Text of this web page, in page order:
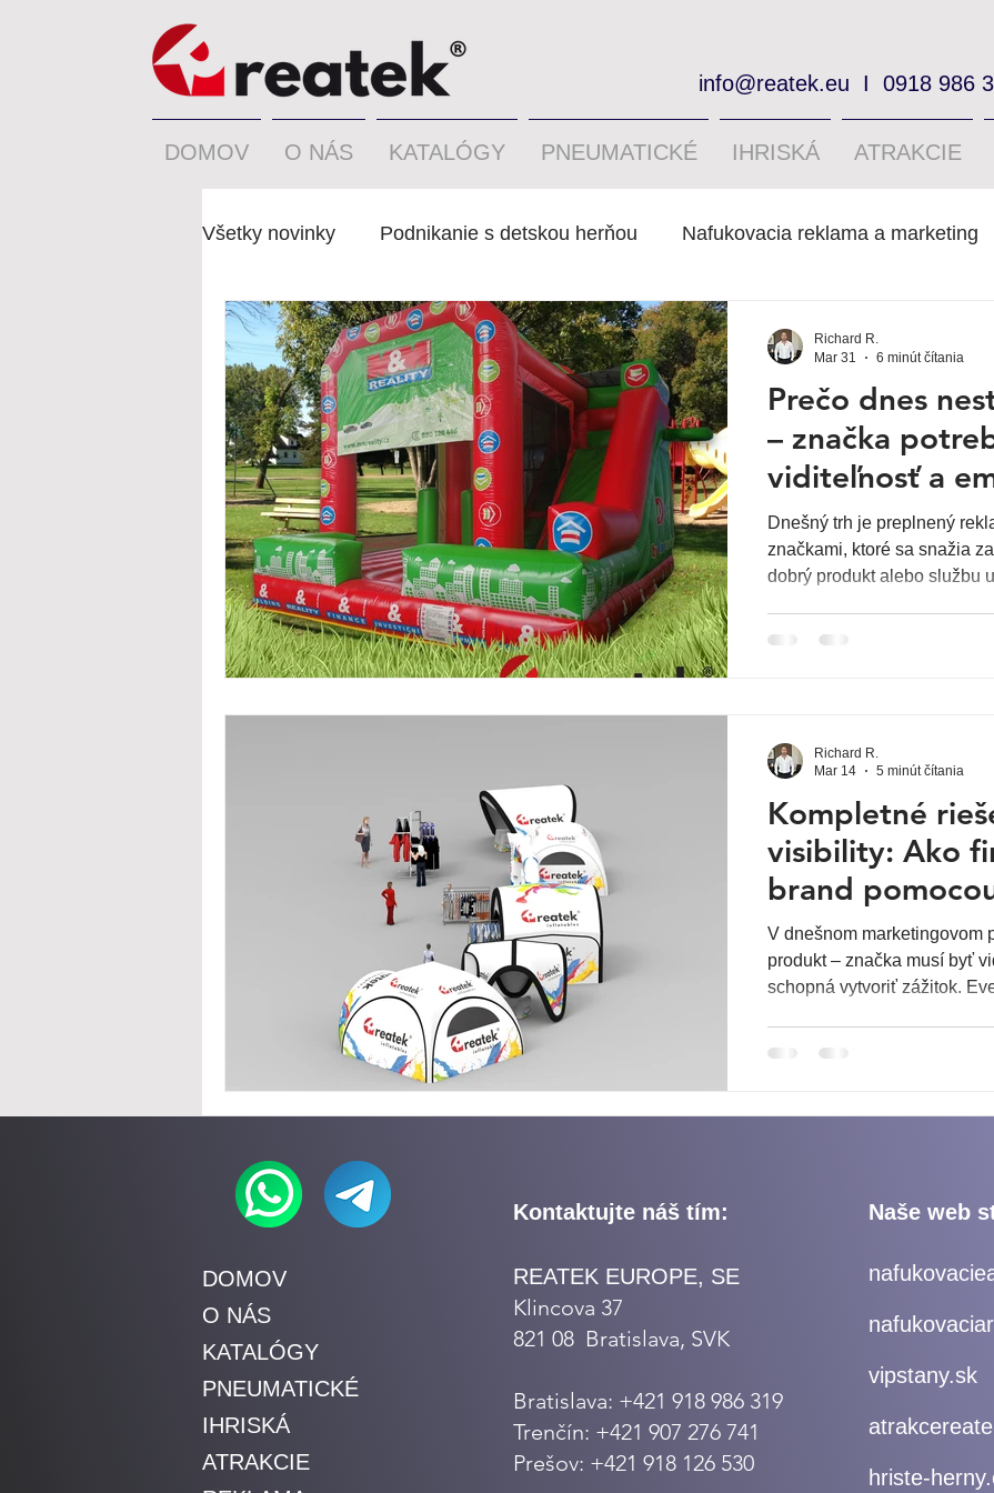
info@reatek.eu I 0918 986
DOMOV O NÁS KATALÓGY PNEUMATICKÉ IHRISKÁ ATRAKCIE
Všetky novinky Podnikanie s detskou herňou Nafukovacia reklama a marketing
Nafukovacie Atrakcie
Prečo dnes
– značka
viditeľnosť a
Dnešný trh je preplnený
značkami, ktoré sa snažia
dobrý produkt alebo službu
Richard R.
Mar 31
6 minút čítania
Kompletné
visibility: Ako
brand
marketingu,
nafukovacej
V dnešnom marketingovom
produkt – značka musí byť
schopná vytvoriť zážitok.
komplexných brandových
Richard R.
Mar 14
5 minút čítania
DOMOV
O NÁS
KATALÓGY
PNEUMATICKÉ
IHRISKÁ
ATRAKCIE
Kontaktujte náš tím:
REATEK EUROPE, SE
Klincova 37
821 08 Bratislava, SVK
Bratislava: +421 918 986 319
Trenčín: +421 907 276 741
Prešov: +421 918 126 530
Naše web
vipstany.sk
hriste-